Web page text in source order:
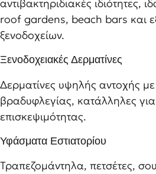
αντιβακτηριδιακές ιδιότητες,
roof gardens, beach bars και
ξενοδοχείων.
Ξενοδοχειακές Δερματίνες
Δερματίνες υψηλής αντοχής με
βραδυφλεγίας, κατάλληλες
επισκεψιμότητας.
Υφάσματα Εστιατορίου
Τραπεζομάντηλα, πετσέτες,